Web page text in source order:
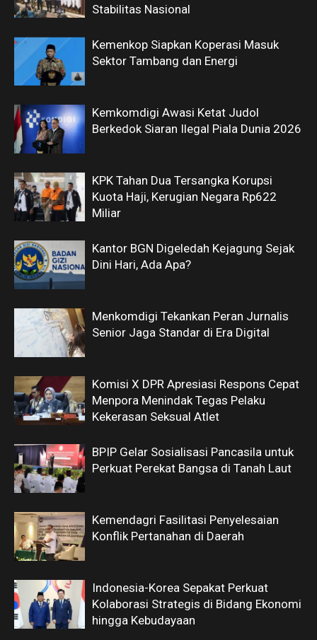
Stabilitas Nasional
Kemenkop Siapkan Koperasi Masuk
Sektor Tambang dan Energi
Kemkomdigi Awasi Ketat Judol
Berkedok Siaran Ilegal Piala Dunia 2026
KPK Tahan Dua Tersangka Korupsi
Kuota Haji, Kerugian Negara Rp622
Miliar
Kantor BGN Digeledah Kejagung Sejak
Dini Hari, Ada Apa?
Menkomdigi Tekankan Peran Jurnalis
Senior Jaga Standar di Era Digital
Komisi X DPR Apresiasi Respons Cepat
Menpora Menindak Tegas Pelaku
Kekerasan Seksual Atlet
BPIP Gelar Sosialisasi Pancasila untuk
Perkuat Perekat Bangsa di Tanah Laut
Kemendagri Fasilitasi Penyelesaian
Konflik Pertanahan di Daerah
Indonesia-Korea Sepakat Perkuat
Kolaborasi Strategis di Bidang Ekonomi
hingga Kebudayaan